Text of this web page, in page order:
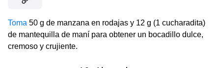
Toma 50 g de manzana en rodajas y 12 g (1 cucharadita)
de mantequilla de maní para obtener un bocadillo dulce,
cremoso y crujiente.